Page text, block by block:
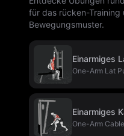
für das rücken-Training
Bewegungsmuster.
Einarmiges
One-Arm Lat
Einarmiges
One-Arm